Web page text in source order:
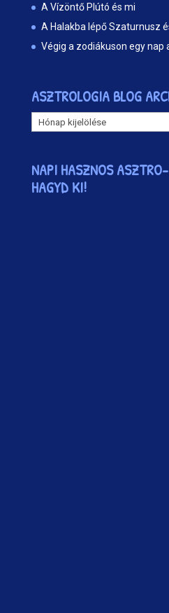
A Vízöntő Plútó és mi
A Halakba lépő Szaturnusz
Végig a zodiákuson egy nap
ASZTROLOGIA BLOG
ASZTROLOGIA
BLOG
NAPI HASZNOS
HAGYD KI!